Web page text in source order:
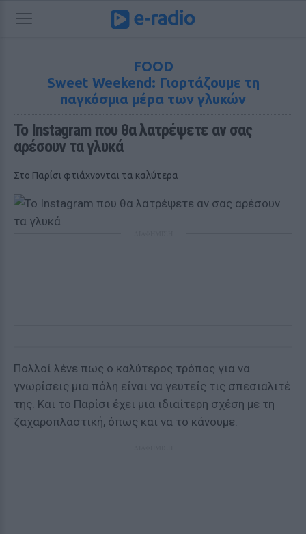
FOOD
Sweet Weekend: Γιορτάζουμε τη
παγκόσμια μέρα των γλυκών
To Ιnstagram που θα λατρέψετε αν σας
αρέσουν τα γλυκά
Στο Παρίσι φτιάχνονται τα καλύτερα
Πολλοί λένε πως ο καλύτερος τρόπος για να
γνωρίσεις μια πόλη είναι να γευτείς τις σπεσιαλιτέ
της. Και το Παρίσι έχει μια ιδιαίτερη σχέση με τη
ζαχαροπλαστική, όπως και να το κάνουμε.